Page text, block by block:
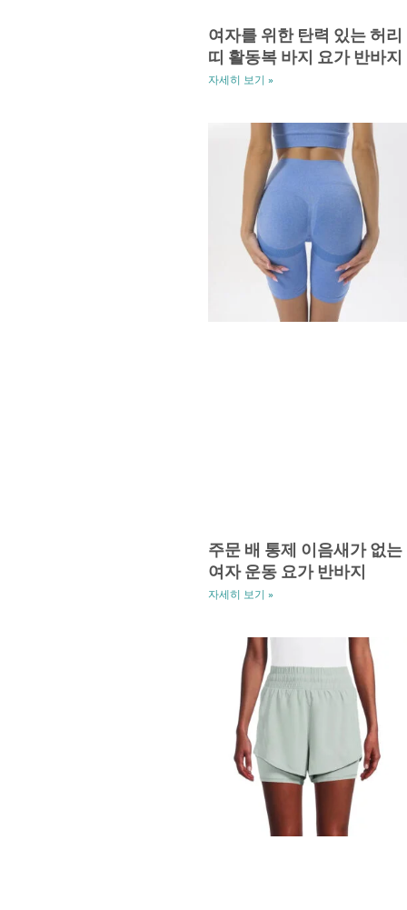
여자를 위한 탄력 있는 허리
띠 활동복 바지 요가 반바지
자세히 보기 »
주문 배 통제 이음새가 없는
여자 운동 요가 반바지
자세히 보기 »